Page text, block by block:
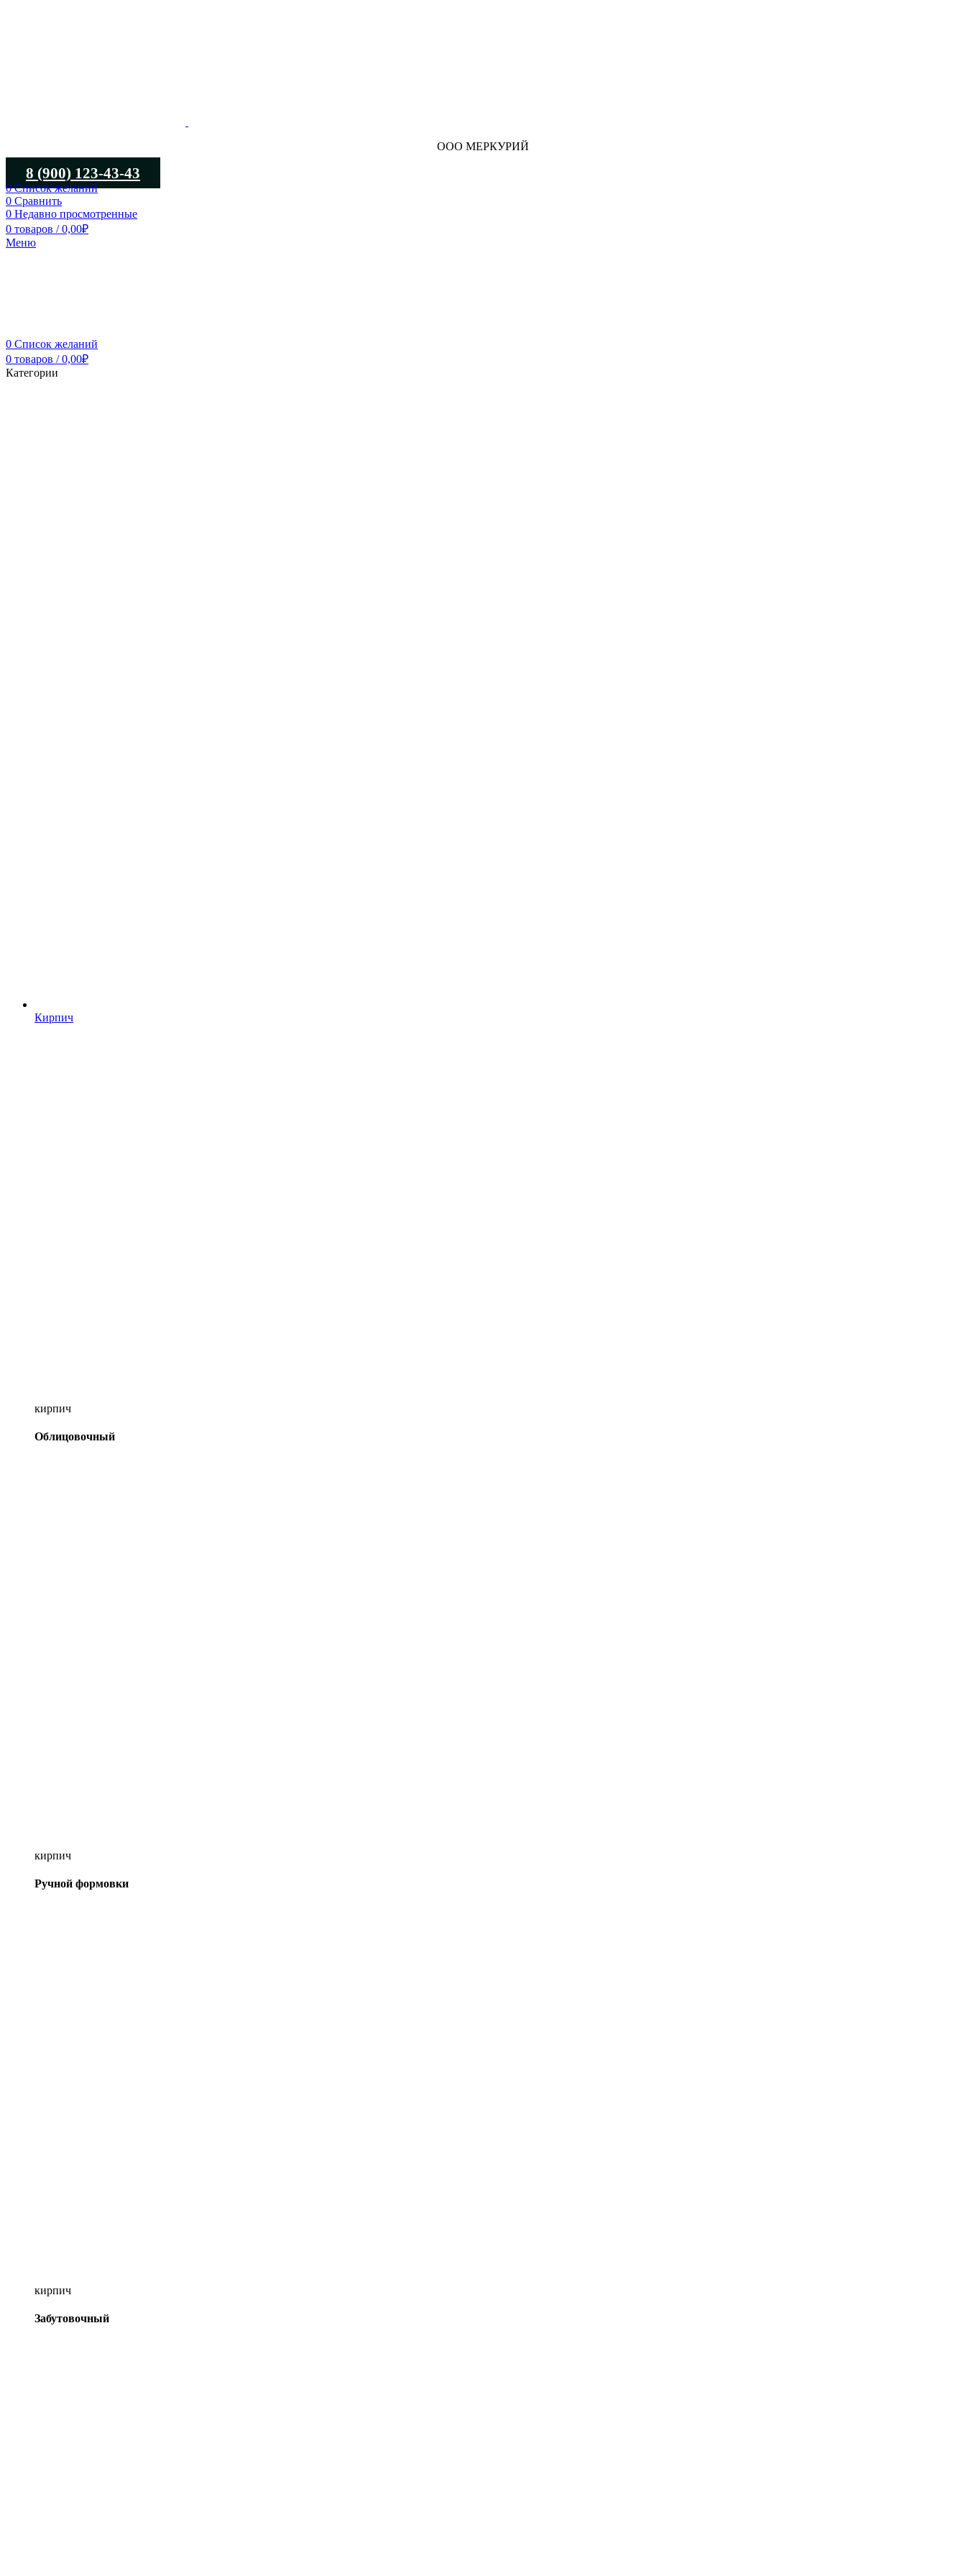
ООО МЕРКУРИЙ
8 (900) 123-43-43
0Список желаний
0 Сравнить
0 Недавно просмотренные
0 товаров / 0,00₽
Меню
0 Список желаний
0 товаров / 0,00₽
Категории
Кирпич
кирпич
Облицовочный
кирпич
Ручной формовки
кирпич
Забутовочный